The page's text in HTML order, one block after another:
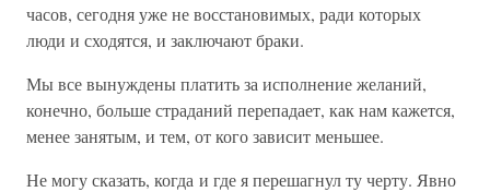
часов, сегодня уже не восстановимых, ради которых
люди и сходятся, и заключают браки.
Мы все вынуждены платить за исполнение желаний,
конечно, больше страданий перепадает, как нам кажется,
менее занятым, и тем, от кого зависит меньшее.
Не могу сказать, когда и где я перешагнул ту черту. Явно